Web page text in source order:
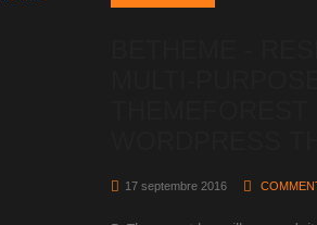
17 septembre 2016